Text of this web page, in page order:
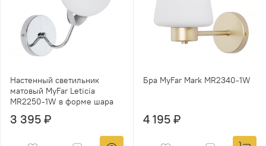
Настенный светильник
матовый MyFar Leticia
MR2250-1W в форме шара
3 395 ₽
Бра MyFar Mark MR2340-1W
4 195 ₽